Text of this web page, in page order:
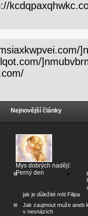
Nejnovější články
Mys dobrých nadějí:
Perný den
jak je důležité míti Filipa
Jak zaujmout muže aneb
v nesnázích